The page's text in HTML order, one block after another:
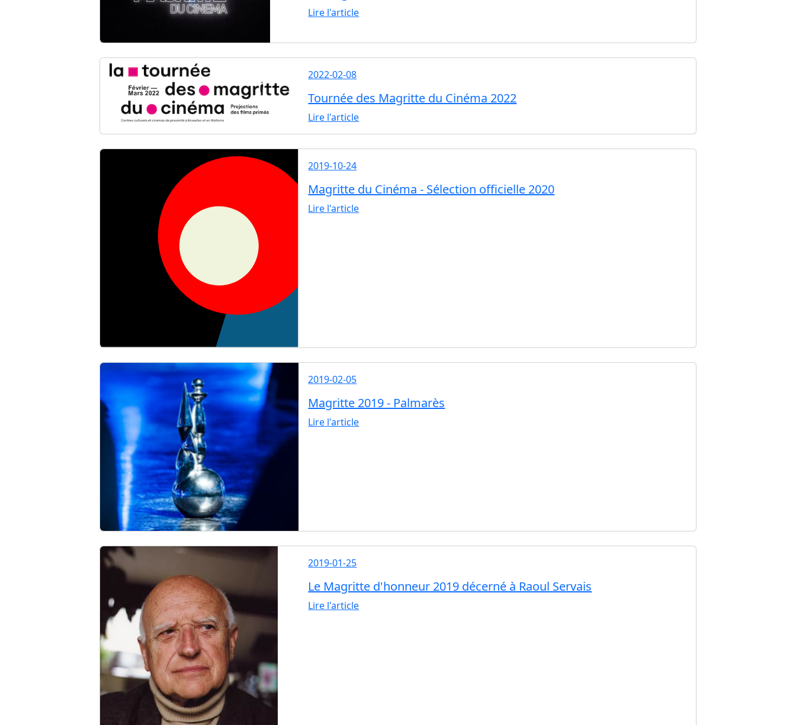
Lire l'article
2022-02-08
Tournée des Magritte du Cinéma 2022
Lire l'article
2019-10-24
Magritte du Cinéma - Sélection officielle 2020
Lire l'article
2019-02-05
Magritte 2019 - Palmarès
Lire l'article
2019-01-25
Le Magritte d'honneur 2019 décerné à Raoul Servais
Lire l'article